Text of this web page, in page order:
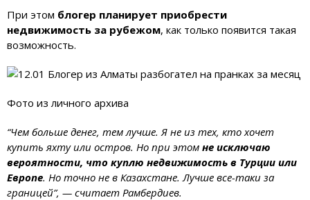
При этом блогер планирует приобрести
недвижимость за рубежом, как только появится такая
возможность.
Фото из личного архива
“Чем больше денег, тем лучше. Я не из тех, кто хочет
купить яхту или остров. Но при этом не исключаю
вероятности, что куплю недвижимость в Турции или
Европе. Но точно не в Казахстане. Лучше все-таки за
границей”, — считает Рамбердиев.